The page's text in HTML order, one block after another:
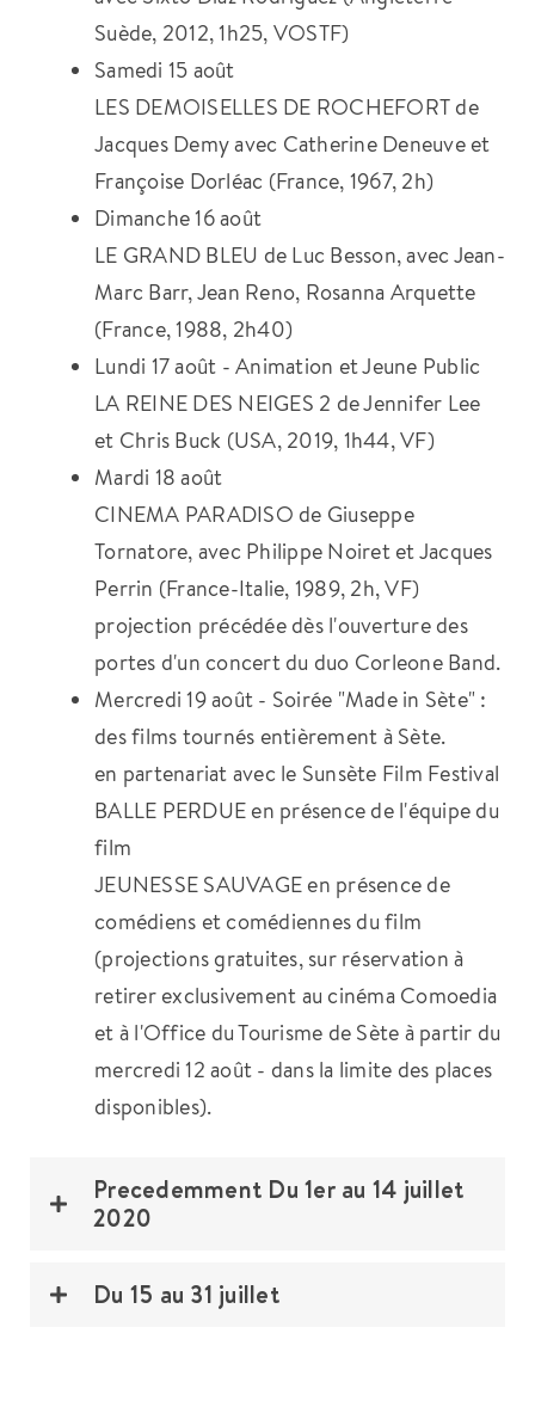
Suède, 2012, 1h25, VOSTF)
Samedi 15 août
LES DEMOISELLES DE ROCHEFORT de
Jacques Demy avec Catherine Deneuve et
Françoise Dorléac (France, 1967, 2h)
Dimanche 16 août
LE GRAND BLEU de Luc Besson, avec Jean-
Marc Barr, Jean Reno, Rosanna Arquette
(France, 1988, 2h40)
Lundi 17 août - Animation et Jeune Public
LA REINE DES NEIGES 2 de Jennifer Lee
et Chris Buck (USA, 2019, 1h44, VF)
Mardi 18 août
CINEMA PARADISO de Giuseppe
Tornatore, avec Philippe Noiret et Jacques
Perrin (France-Italie, 1989, 2h, VF)
projection précédée dès l'ouverture des
portes d'un concert du duo Corleone Band.
Mercredi 19 août - Soirée "Made in Sète" :
des films tournés entièrement à Sète.
en partenariat avec le Sunsète Film Festival
BALLE PERDUE en présence de l'équipe du
film
JEUNESSE SAUVAGE en présence de
comédiens et comédiennes du film
(projections gratuites, sur réservation à
retirer exclusivement au cinéma Comoedia
et à l'Office du Tourisme de Sète à partir du
mercredi 12 août - dans la limite des places
disponibles).
Precedemment Du 1er au 14 juillet
2020
Du 15 au 31 juillet